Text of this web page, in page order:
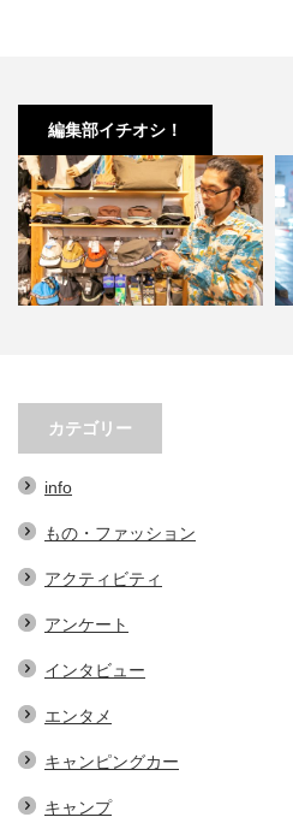
編集部イチオシ！
の帽子３選。オ
用的なアイテム…
カテゴリー
info
もの・ファッション
アクティビティ
アンケート
インタビュー
エンタメ
キャンピングカー
キャンプ